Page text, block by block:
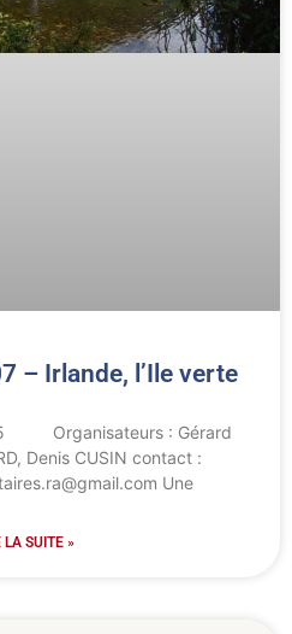
– Irlande, l’Ile verte
Organisateurs : Gérard
Denis CUSIN contact :
Une
LA SUITE »